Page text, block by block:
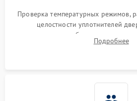
работе
2000 ₽
1000 ₽
1800 ₽
Проверка температурных режимов,
целостности уплотнителей
сопротивления обмоток мотора,
считывание кодов ошибок с
Подробнее